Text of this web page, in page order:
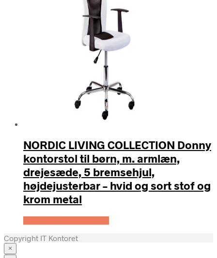
NORDIC LIVING COLLECTION Donny
kontorstol til børn, m. armlæn,
drejesæde, 5 bremsehjul,
højdejusterbar – hvid og sort stof og
krom metal
Copyright IT Kontoret
×